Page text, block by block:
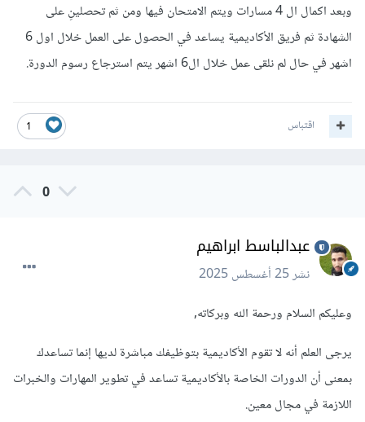
وبعد اكمال ال 4 مسارات ويتم الامتحان فيها ومن ثم تحصلينِ على
الشهادة ثم فريق الأكاديمية يساعد في الحصول على العمل خلال اول 6
اشهر في حال لم نلقى عمل خلال ال6 اشهر يتم استرجاع رسوم الدورة.
1 اقتباس
0
عبدالباسط ابراهيم
نشر25 أغسطس 2025
وعليكم السلام ورحمة الله وبركاته,
يرجى العلم أنه لا تقوم الأكاديمية بتوظيفك مباشرة لديها إنما تساعدك
بمعنى أن الدورات الخاصة بالأكاديمية تساعد في تطوير المهارات والخبرات
اللازمة في مجال معين.